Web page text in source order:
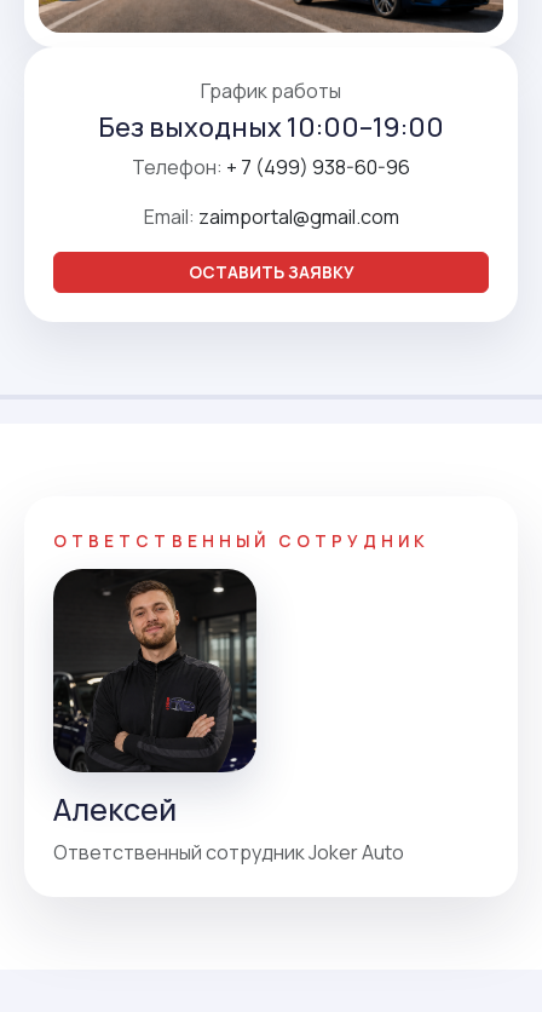
График работы
Без выходных 10:00–19:00
Телефон: + 7 (499) 938-60-96
Email: zaimportal@gmail.com
ОСТАВИТЬ ЗАЯВКУ
ОТВЕТСТВЕННЫЙ СОТРУДНИК
Алексей
Ответственный сотрудник Joker Auto